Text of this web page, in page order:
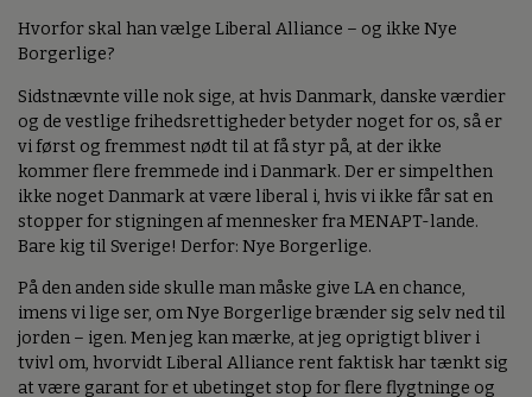
Hvorfor skal han vælge Liberal Alliance – og ikke Nye
Borgerlige?
Sidstnævnte ville nok sige, at hvis Danmark, danske værdier
og de vestlige frihedsrettigheder betyder noget for os, så er
vi først og fremmest nødt til at få styr på, at der ikke
kommer flere fremmede ind i Danmark. Der er simpelthen
ikke noget Danmark at være liberal i, hvis vi ikke får sat en
stopper for stigningen af mennesker fra MENAPT-lande.
Bare kig til Sverige! Derfor: Nye Borgerlige.
På den anden side skulle man måske give LA en chance,
imens vi lige ser, om Nye Borgerlige brænder sig selv ned til
jorden – igen. Men jeg kan mærke, at jeg oprigtigt bliver i
tvivl om, hvorvidt Liberal Alliance rent faktisk har tænkt sig
at være garant for et ubetinget stop for flere flygtninge og